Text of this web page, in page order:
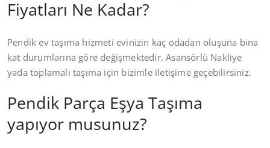
Fiyatları Ne Kadar?
Pendik ev taşıma hizmeti evinizin kaç odadan oluşuna bina
kat durumlarına göre değişmektedir. Asansörlü Nakliye
yada toplamalı taşıma için bizimle iletişime geçebilirsiniz.
Pendik Parça Eşya Taşıma
yapıyor musunuz?